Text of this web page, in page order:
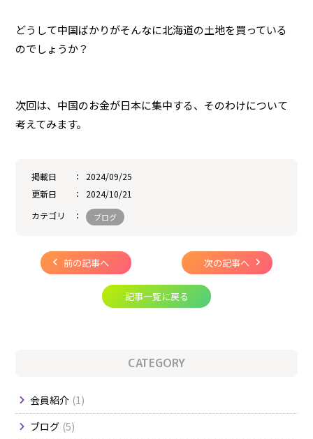
どうして中国ばかりがそんなに北海道の土地を買っている
のでしょうか？
次回は、中国のお金が日本に集中する、そのわけについて
考えてみます。
掲載日
2024/09/25
更新日
2024/10/21
カテゴリ
ブログ
前の記事へ 次の記事へ
記事一覧に戻る
CATEGORY
会員紹介 1
ブログ 5